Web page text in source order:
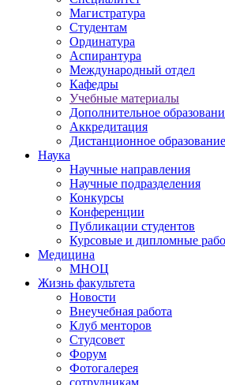
Магистратура
Студентам
Ординатура
Аспирантура
Международный отдел
Кафедры
Учебные материалы
Дополнительное
Аккредитация
Дистанционное образование
Наука
Научные направления
Научные подразделения
Конкурсы
Конференции
Публикации студентов
Курсовые и дипломные
Медицина
МНОЦ
Жизнь факультета
Новости
Внеучебная работа
Клуб менторов
Студсовет
Форум
Фотогалерея
сотрудникам